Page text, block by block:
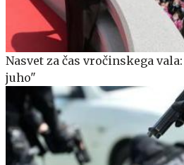
Nasvet za čas vročinskega
juho"